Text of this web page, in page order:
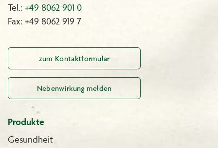
Tel.: +49 8062 901 0
Fax: +49 8062 919 7
zum Kontaktformular
Nebenwirkung melden
Produkte
Gesundheit